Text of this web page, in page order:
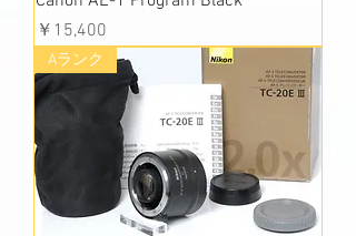
価格
￥15,400
Aランク